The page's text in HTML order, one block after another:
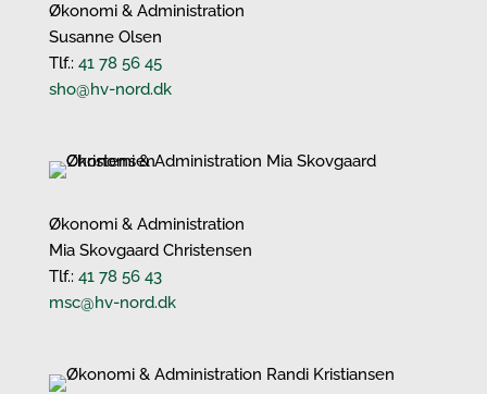
Økonomi & Administration
Susanne Olsen
Tlf.: 41 78 56 45
sho@hv-nord.dk
Økonomi & Administration
Mia Skovgaard Christensen
Tlf.: 41 78 56 43
msc@hv-nord.dk